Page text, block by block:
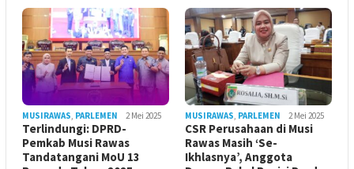
MUSIRAWAS, PARLEMEN 2 Mei 2025
Terlindungi: DPRD-
Pemkab Musi Rawas
Tandatangani MoU 13
MUSIRAWAS, PARLEMEN 2 Mei 2025
CSR Perusahaan di Musi
Rawas Masih ‘Se-
Ikhlasnya’, Anggota